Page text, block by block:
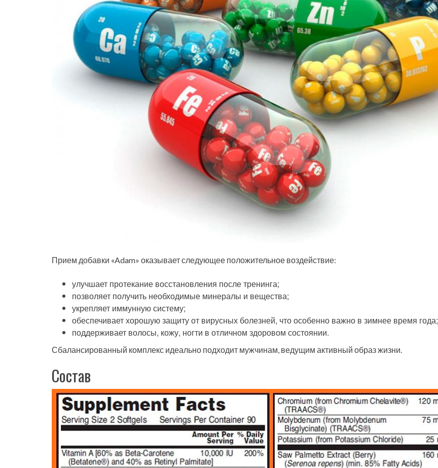
Прием добавки «Adam» оказывает следующее положительное воздействие:
улучшает протекание восстановления после тренинга;
позволяет получить необходимые минералы и вещества;
укрепляет иммунную систему;
обеспечивает хорошую защиту от вирусных болезней, что особенно важно в зимнее время года;
поддерживает волосы, кожу, ногти в отличном здоровом состоянии.
Сбалансированный комплекс идеально подходит мужчинам, ведущим активный образ жизни.
Состав